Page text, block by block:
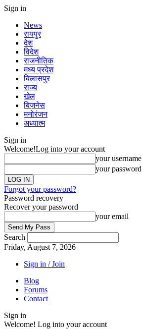
Sign in
News
रायपुर
देश
विदेश
राजनीतिक
मध्य प्रदेश
बिलासपुर
राज्य
खेल
बिज़नेस
मनोरंजन
अध्यात्म
Sign in
Welcome!Log into your account
your username
your password
Forgot your password?
Password recovery
Recover your password
your email
Search
Friday, August 7, 2026
Sign in / Join
Blog
Forums
Contact
Sign in
Welcome! Log into your account